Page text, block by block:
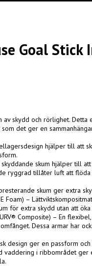
Goal Stick
skydd och rörlighet. Detta
det ger en
hjälper till att
skyddande skum hjälper till
ryggrad tillåter luft att
skum ger extra
Foam) –
för extra skydd utan att öka
Composite) – En
Dessa armar har
design ger en passform
vaddering i ribbområdet ger